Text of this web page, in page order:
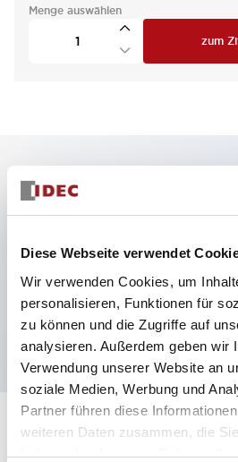
Diese Webseite verwendet
Wir verwenden Cookies, um
personalisieren, Funktionen für
zu können und die Zugriffe auf
analysieren. Außerdem geben wir
Verwendung unserer Website an
soziale Medien, Werbung und
Partner führen diese
weiteren Daten zusammen, die
haben oder die sie im Rahmen
Menge auswählen
zum
Hauptmerkmale
Mehrfachbefestigung möglich
eine hochsichere
Schutzart IP65 (IEC60529)
Spezifikationen